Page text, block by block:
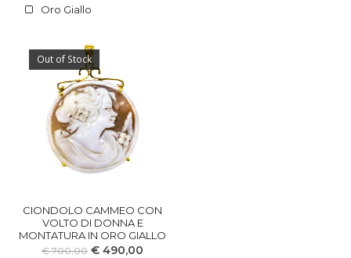
Out of Stock
CIONDOLO CAMMEO CON
VOLTO DI DONNA E
MONTATURA IN ORO GIALLO
€700,00 € 490,00
Oro Giallo